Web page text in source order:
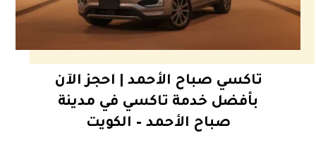
تاكسي صباح الأحمد | احجز الآن
بأفضل خدمة تاكسي في مدينة
صباح الأحمد – الكويت